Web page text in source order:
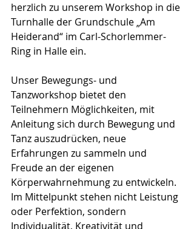
herzlich zu unserem Workshop in die
Turnhalle der Grundschule „Am
Heiderand“ im Carl-Schorlemmer-
Ring in Halle ein.
Unser Bewegungs- und
Tanzworkshop bietet den
Teilnehmern Möglichkeiten, mit
Anleitung sich durch Bewegung und
Tanz auszudrücken, neue
Erfahrungen zu sammeln und
Freude an der eigenen
Körperwahrnehmung zu entwickeln.
Im Mittelpunkt stehen nicht Leistung
oder Perfektion, sondern
Individualität, Kreativität und